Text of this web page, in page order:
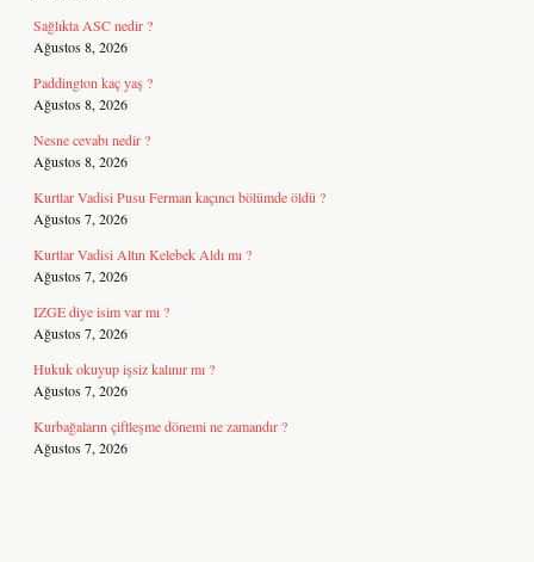
Sağlıkta ASC nedir ?
Ağustos 8, 2026
Paddington kaç yaş ?
Ağustos 8, 2026
Nesne cevabı nedir ?
Ağustos 8, 2026
Kurtlar Vadisi Pusu Ferman kaçıncı bölümde öldü ?
Ağustos 7, 2026
Kurtlar Vadisi Altın Kelebek Aldı mı ?
Ağustos 7, 2026
IZGE diye isim var mı ?
Ağustos 7, 2026
Hukuk okuyup işsiz kalınır mı ?
Ağustos 7, 2026
Kurbağaların çiftleşme dönemi ne zamandır ?
Ağustos 7, 2026